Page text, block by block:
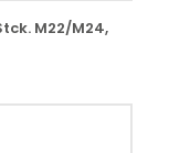
M22/M24,